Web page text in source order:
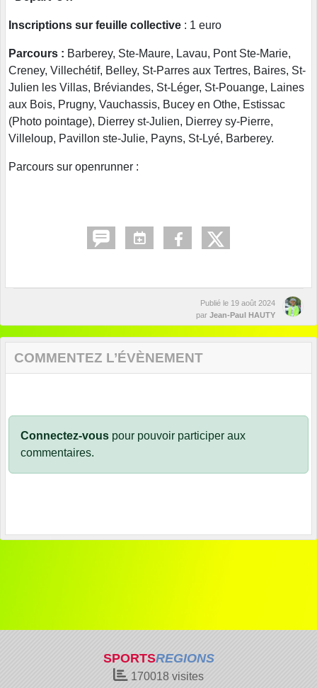
Inscriptions sur feuille collective : 1 euro
Parcours : Barberey, Ste-Maure, Lavau, Pont Ste-Marie,
Creney, Villechétif, Belley, St-Parres aux Tertres, Baires, St-
Julien les Villas, Bréviandes, St-Léger, St-Pouange, Laines
aux Bois, Prugny, Vauchassis, Bucey en Othe, Estissac
(Photo pointage), Dierrey st-Julien, Dierrey sy-Pierre,
Villeloup, Pavillon ste-Julie, Payns, St-Lyé, Barberey.
Parcours sur openrunner :
Publié le 19 août 2024
par Jean-Paul HAUTY
COMMENTEZ L’ÉVÈNEMENT
Connectez-vous pour pouvoir participer aux
commentaires.
SPORTSREGIONS
170018 visites